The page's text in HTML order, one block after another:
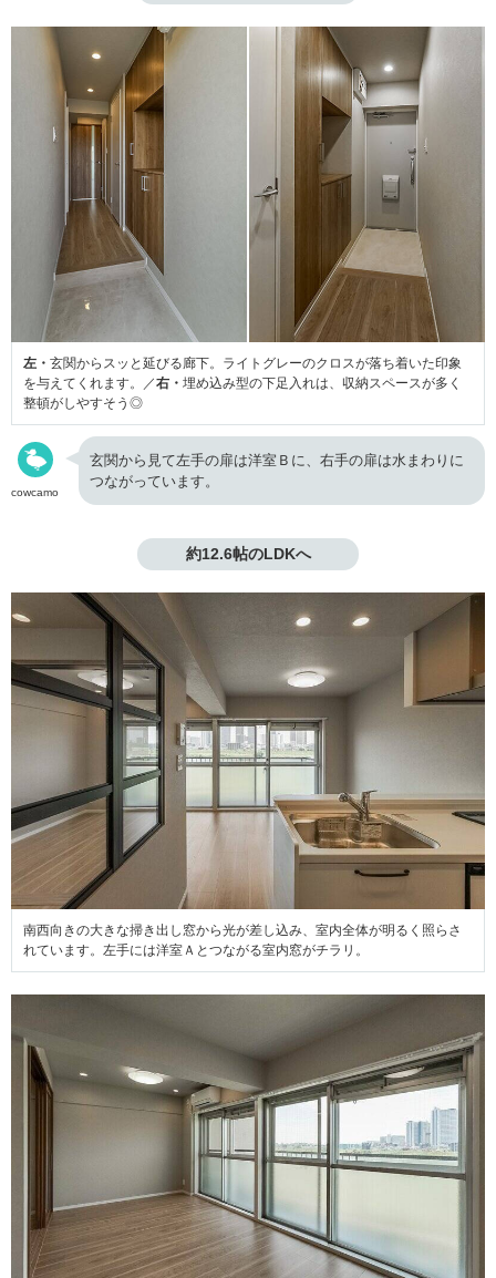
左・ 玄関からスッと延びる廊下。ライトグレーのクロスが落ち着いた印象
を与えてくれます。／右・ 埋め込み型の下足入れは、収納スペースが多く
整頓がしやすそう◎
cowcamo
玄関から見て左手の扉は洋室Ｂに、右手の扉は水まわりに
つながっています。
約12.6帖のLDKへ
南西向きの大きな掃き出し窓から光が差し込み、室内全体が明るく照らさ
れています。左手には洋室Ａとつながる室内窓がチラリ。